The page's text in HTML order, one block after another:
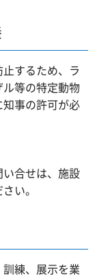
するため、ラ
等の特定動物
事の許可が必
合せは、施設
い。
練、展示を業